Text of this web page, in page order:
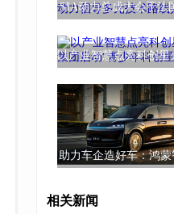
SIA动力总成大会于法
以产业智慧点亮科创星
助力车企造好车：鸿蒙
相关新闻